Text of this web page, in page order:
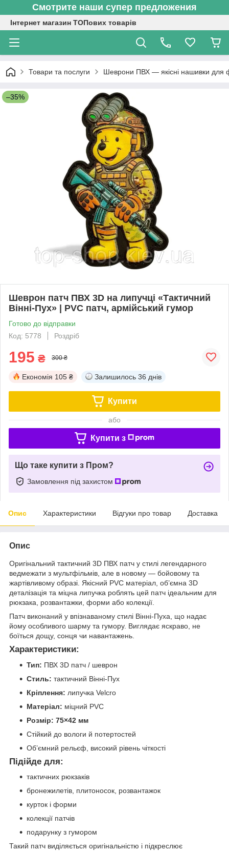
Смотрите наши супер предложения
Інтернет магазин ТОПових товарів
Товари та послуги Шеврони ПВХ — якісні нашивки для
–35%
Шеврон патч ПВХ 3D на липучці «Тактичний
Вінні-Пух» | PVC патч, армійський гумор
Готово до відправки
Код: 5778
Роздріб
195 ₴ 300 ₴
Економія 105 ₴ Залишилось 36 днів
Купити
або
Купити з
Що таке купити з Пром?
Замовлення під захистом
Опис Характеристики Відгуки про товар Доставка
Опис
Оригінальний тактичний 3D ПВХ патч у стилі легендарного
ведмежати з мультфільмів, але в новому — бойовому та
жартівливому образі. Якісний PVC матеріал, об’ємна 3D
деталізація та міцна липучка роблять цей патч ідеальним для
рюкзака, розвантажки, форми або колекції.
Патч виконаний у впізнаваному стилі Вінні-Пуха, що надає
йому особливого шарму та гумору. Виглядає яскраво, не
боїться дощу, сонця чи навантажень.
Характеристики:
Тип: ПВХ 3D патч / шеврон
Стиль: тактичний Вінні-Пух
Кріплення: липучка Velcro
Матеріал: міцний PVC
Розмір: 75×42 мм
Стійкий до вологи й потертостей
Об’ємний рельєф, високий рівень чіткості
Підійде для:
тактичних рюкзаків
бронежилетів, плитоносок, розвантажок
курток і форми
колекції патчів
подарунку з гумором
Такий патч виділяється оригінальністю і підкреслює